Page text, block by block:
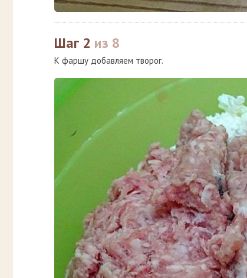
Шаг 2 из 8
К фаршу добавляем творог.